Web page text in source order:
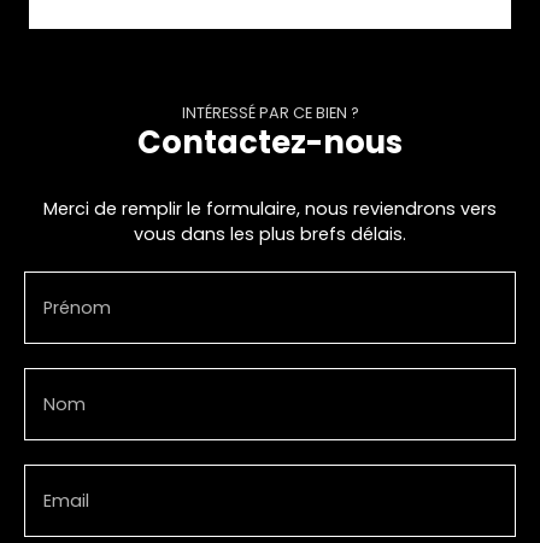
INTÉRESSÉ PAR CE BIEN ?
Contactez-nous
Merci de remplir le formulaire, nous reviendrons vers
vous dans les plus brefs délais.
Prénom
Nom
Email